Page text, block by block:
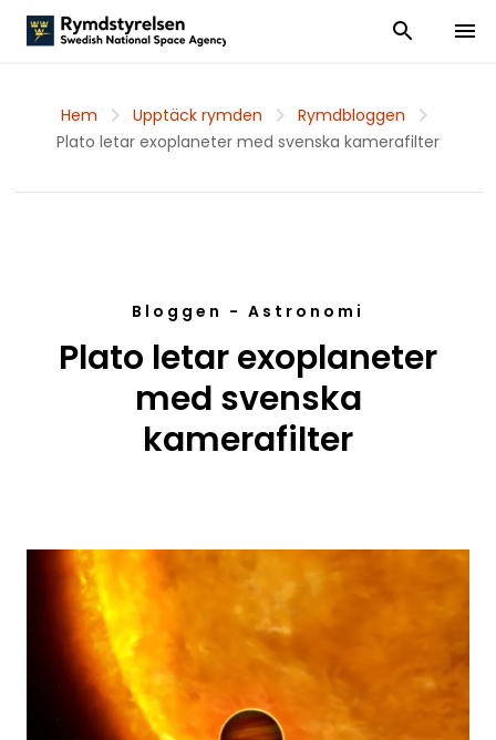
Visa och dölj
Visa
Hem Upptäck rymden
Rymdbloggen
Plato letar exoplaneter med svenska kamerafilter
Bloggen - Astronomi
Plato letar exoplaneter
med svenska
kamerafilter